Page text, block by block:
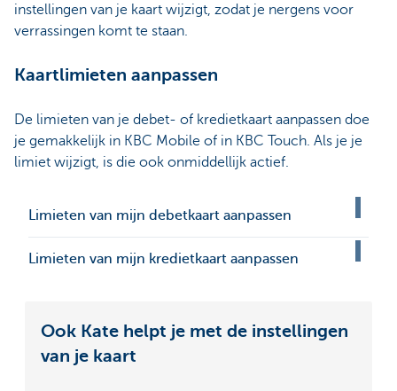
instellingen van je kaart wijzigt, zodat je nergens voor
verrassingen komt te staan.
Kaartlimieten aanpassen
De limieten van je debet- of kredietkaart aanpassen doe
je gemakkelijk in KBC Mobile of in KBC Touch. Als je je
limiet wijzigt, is die ook onmiddellijk actief.
Limieten van mijn debetkaart aanpassen
Limieten van mijn kredietkaart aanpassen
Ook Kate helpt je met de instellingen
van je kaart